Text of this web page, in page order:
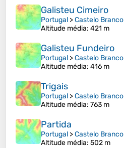
Galisteu Cimeiro
Portugal >Castelo Branco
Altitude média: 421 m
Galisteu Fundeiro
Portugal >Castelo Branco
Altitude média: 416 m
Trigais
Portugal >Castelo Branco
Altitude média: 763 m
Partida
Portugal >Castelo Branco
Altitude média: 502 m